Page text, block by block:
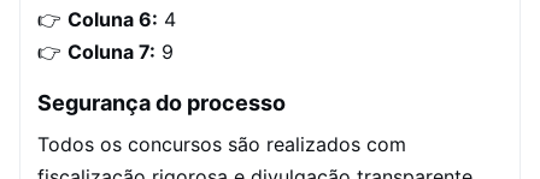
👉 Coluna 6: 4
👉 Coluna 7: 9
Segurança do processo
Todos os concursos são realizados com